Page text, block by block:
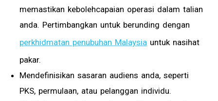
memastikan kebolehcapaian operasi dalam talian
anda. Pertimbangkan untuk berunding dengan
perkhidmatan penubuhan Malaysia untuk nasihat
pakar.
Mendefinisikan sasaran audiens anda, seperti
PKS, permulaan, atau pelanggan individu.